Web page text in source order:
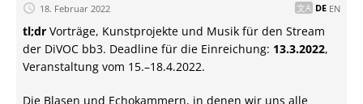
18. Februar 2022 DE EN
tl;dr Vorträge, Kunstprojekte und Musik für den Stream
der DiVOC bb3. Deadline für die Einreichung: 13.3.2022,
Veranstaltung vom 15.–18.4.2022.
Die Blasen und Echokammern, in denen wir uns alle